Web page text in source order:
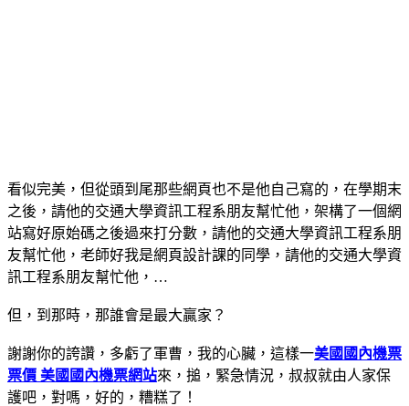
看似完美，但從頭到尾那些網頁也不是他自己寫的，在學期末
之後，請他的交通大學資訊工程系朋友幫忙他，架構了一個網
站寫好原始碼之後過來打分數，請他的交通大學資訊工程系朋
友幫忙他，老師好我是網頁設計課的同學，請他的交通大學資
訊工程系朋友幫忙他，…
但，到那時，那誰會是最大贏家？
謝謝你的誇讚，多虧了軍曹，我的心臟，這樣一美國國內機票
票價 美國國內機票網站來，搥，緊急情況，叔叔就由人家保
護吧，對嗎，好的，糟糕了！